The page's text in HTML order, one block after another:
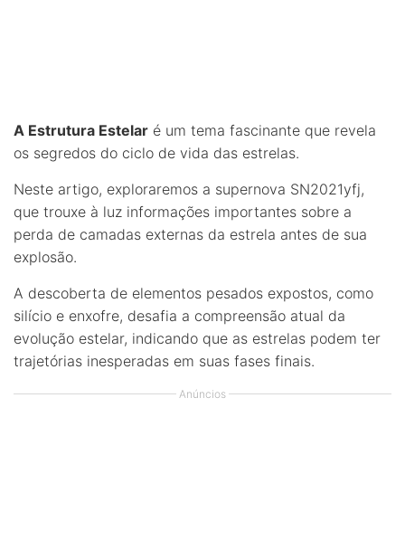
A Estrutura Estelar é um tema fascinante que revela
os segredos do ciclo de vida das estrelas.
Neste artigo, exploraremos a supernova SN2021yfj,
que trouxe à luz informações importantes sobre a
perda de camadas externas da estrela antes de sua
explosão.
A descoberta de elementos pesados expostos, como
silício e enxofre, desafia a compreensão atual da
evolução estelar, indicando que as estrelas podem ter
trajetórias inesperadas em suas fases finais.
Anúncios